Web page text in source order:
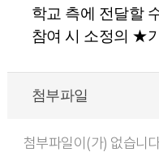
학교 측에 전달할
참여 시 소정의 ★
첨부파일
첨부파일이(가) 없습니